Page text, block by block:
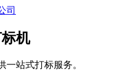
机
一站式打标服务。